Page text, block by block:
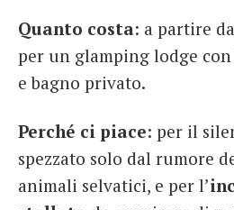
Quanto costa: a partire
per un glamping lodge
e bagno privato.
Perché ci piace: per il
spezzato solo dal rumore
animali selvatici, e per l’